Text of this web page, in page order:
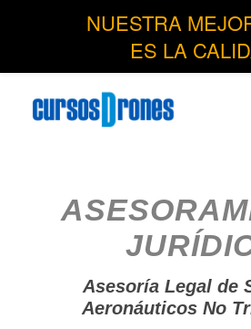
Asesoría Legal de
Aeronáuticos No
NUESTRA
ES LA